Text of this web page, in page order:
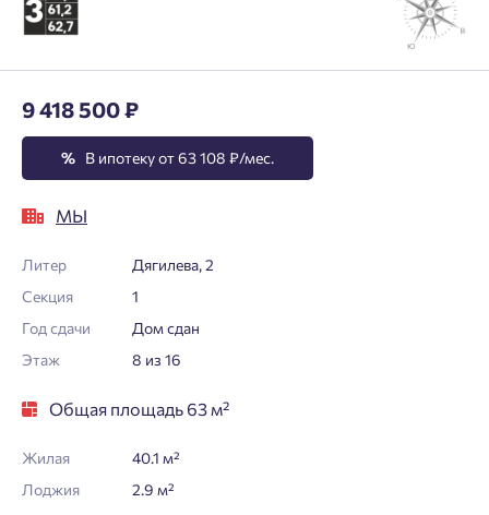
9 418 500 ₽
% В ипотеку от 63 108 ₽/мес.
МЫ
Литер
Дягилева, 2
Секция
1
Год сдачи
Дом сдан
Этаж
8 из 16
Общая площадь 63 м²
Жилая
40.1 м²
Лоджия
2.9 м²